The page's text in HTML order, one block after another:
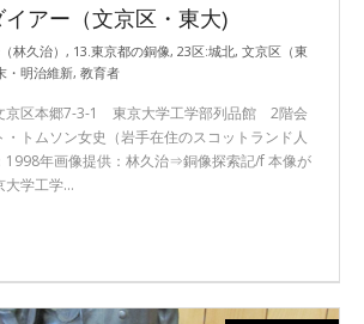
アー（文京区・東大)
林久治） , 13.東京都の銅像, 23区:城北, 文京区（東
・明治維新, 教育者
京区本郷7-3-1 東京大学工学部列品館 2階会
トムソン女史（岩手在住のスコットランド人
1998年画像提供：林久治⇒銅像探索記/f 本像が
大学工学…